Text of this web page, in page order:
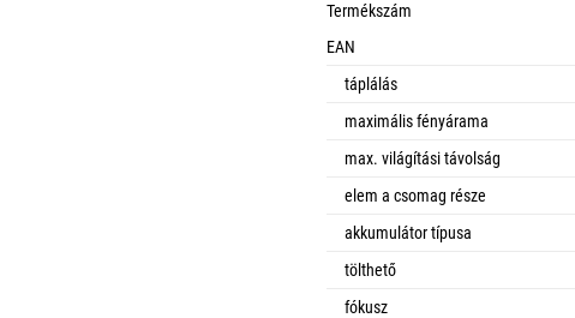
Termékszám
EAN
táplálás
maximális fényárama
max. világítási távolság
elem a csomag része
akkumulátor típusa
tölthető
fókusz